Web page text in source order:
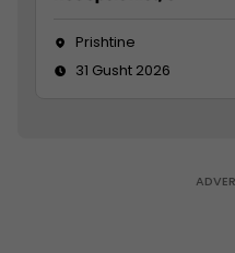
Prishtine
31 Gusht 2026